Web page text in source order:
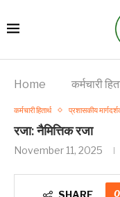
Home कर्मचारी
कर्मचारी हितार्थ प्रशासकीय
रजा: नैमित्तिक रजा
November 11, 2025
0